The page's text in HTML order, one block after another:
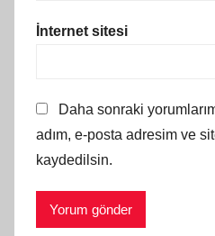
İnternet sitesi
Daha sonraki
adım, e-posta adresim ve
kaydedilsin.